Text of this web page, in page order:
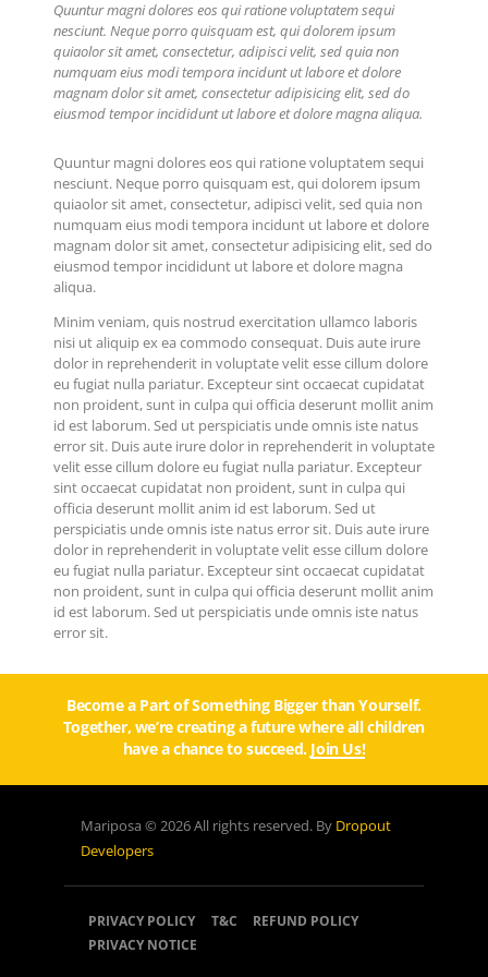
Quuntur magni dolores eos qui ratione voluptatem sequi
nesciunt. Neque porro quisquam est, qui dolorem ipsum
quiaolor sit amet, consectetur, adipisci velit, sed quia non
numquam eius modi tempora incidunt ut labore et dolore
magnam dolor sit amet, consectetur adipisicing elit, sed do
eiusmod tempor incididunt ut labore et dolore magna aliqua.
Quuntur magni dolores eos qui ratione voluptatem sequi
nesciunt. Neque porro quisquam est, qui dolorem ipsum
quiaolor sit amet, consectetur, adipisci velit, sed quia non
numquam eius modi tempora incidunt ut labore et dolore
magnam dolor sit amet, consectetur adipisicing elit, sed do
eiusmod tempor incididunt ut labore et dolore magna
aliqua.
Minim veniam, quis nostrud exercitation ullamco laboris
nisi ut aliquip ex ea commodo consequat. Duis aute irure
dolor in reprehenderit in voluptate velit esse cillum dolore
eu fugiat nulla pariatur. Excepteur sint occaecat cupidatat
non proident, sunt in culpa qui officia deserunt mollit anim
id est laborum. Sed ut perspiciatis unde omnis iste natus
error sit. Duis aute irure dolor in reprehenderit in voluptate
velit esse cillum dolore eu fugiat nulla pariatur. Excepteur
sint occaecat cupidatat non proident, sunt in culpa qui
officia deserunt mollit anim id est laborum. Sed ut
perspiciatis unde omnis iste natus error sit. Duis aute irure
dolor in reprehenderit in voluptate velit esse cillum dolore
eu fugiat nulla pariatur. Excepteur sint occaecat cupidatat
non proident, sunt in culpa qui officia deserunt mollit anim
id est laborum. Sed ut perspiciatis unde omnis iste natus
error sit.
Become a Part of Something Bigger than Yourself.
Together, we’re creating a future where all children
have a chance to succeed. Join Us!
Mariposa © 2026 All rights reserved. By Dropout
Developers
PRIVACY POLICY T&C
REFUND POLICY
PRIVACY NOTICE